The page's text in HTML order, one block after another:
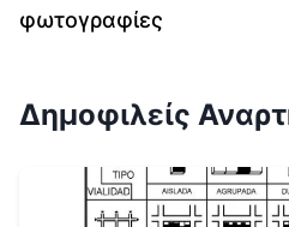
φωτογραφίες
Δημοφιλείς